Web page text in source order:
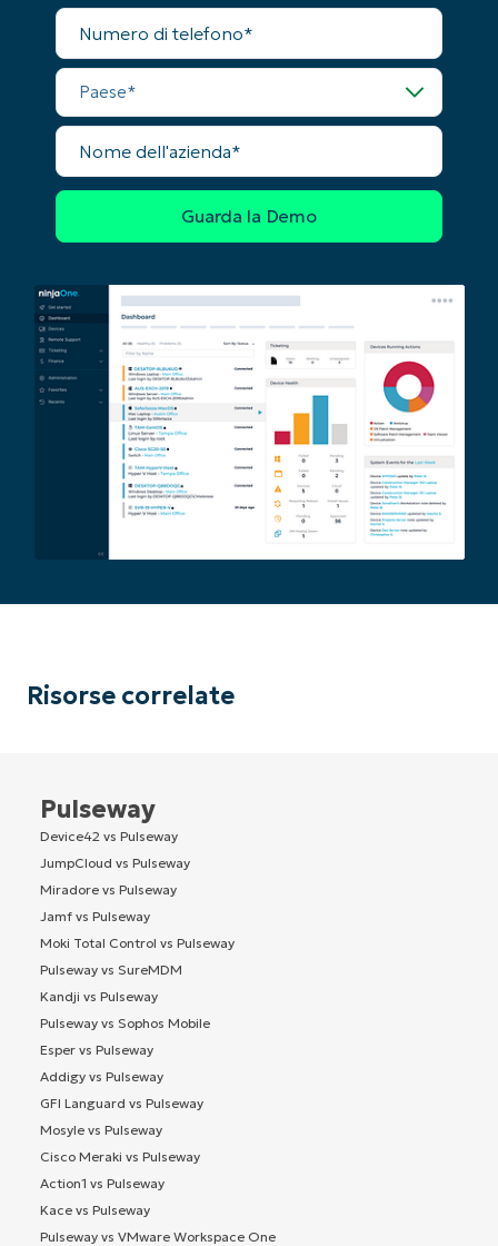
Numero
telefono
Paese
Nome
dell'azienda
Risorse correlate
Pulseway
Device42 vs Pulseway
JumpCloud vs Pulseway
Miradore vs Pulseway
Jamf vs Pulseway
Moki Total Control vs Pulseway
Pulseway vs SureMDM
Kandji vs Pulseway
Pulseway vs Sophos Mobile
Esper vs Pulseway
Addigy vs Pulseway
GFI Languard vs Pulseway
Mosyle vs Pulseway
Cisco Meraki vs Pulseway
Action1 vs Pulseway
Kace vs Pulseway
Pulseway vs VMware Workspace One
name*
Business
email*
number*
Paese
Company